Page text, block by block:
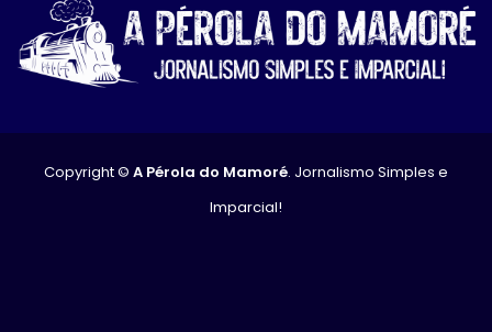
Copyright © A Pérola do Mamoré. Jornalismo Simples e
Imparcial!